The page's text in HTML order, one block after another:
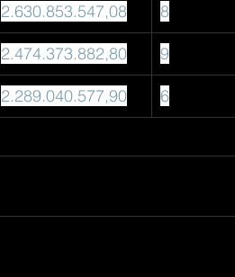
2.630.853.547,08 8
2.474.373.882,80 9
2.289.040.577,90 6